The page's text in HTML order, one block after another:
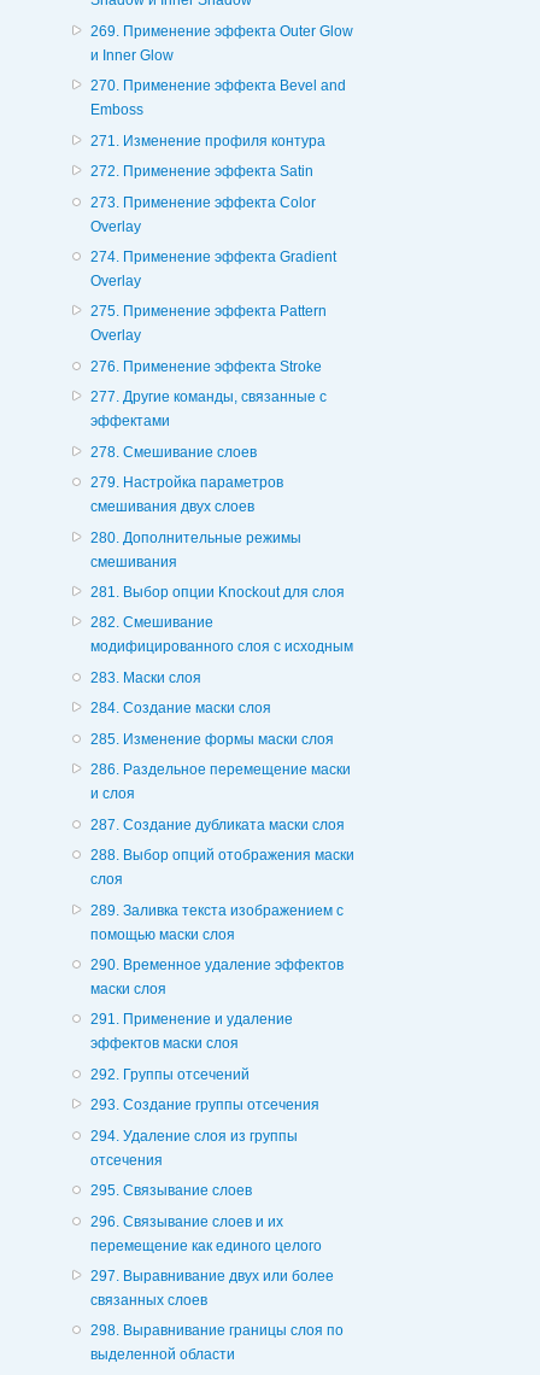
269. Применение эффекта Outer Glow
и Inner Glow
270. Применение эффекта Bevel and
Emboss
271. Изменение профиля контура
272. Применение эффекта Satin
273. Применение эффекта Color
Overlay
274. Применение эффекта Gradient
Overlay
275. Применение эффекта Pattern
Overlay
276. Применение эффекта Stroke
277. Другие команды, связанные с
эффектами
278. Смешивание слоев
279. Настройка параметров
смешивания двух слоев
280. Дополнительные режимы
смешивания
281. Выбор опции Knockout для слоя
282. Смешивание
модифицированного слоя с исходным
283. Маски слоя
284. Создание маски слоя
285. Изменение формы маски слоя
286. Раздельное перемещение маски
и слоя
287. Создание дубликата маски слоя
288. Выбор опций отображения маски
слоя
289. Заливка текста изображением с
помощью маски слоя
290. Временное удаление эффектов
маски слоя
291. Применение и удаление
эффектов маски слоя
292. Группы отсечений
293. Создание группы отсечения
294. Удаление слоя из группы
отсечения
295. Связывание слоев
296. Связывание слоев и их
перемещение как единого целого
297. Выравнивание двух или более
связанных слоев
298. Выравнивание границы слоя по
выделенной области